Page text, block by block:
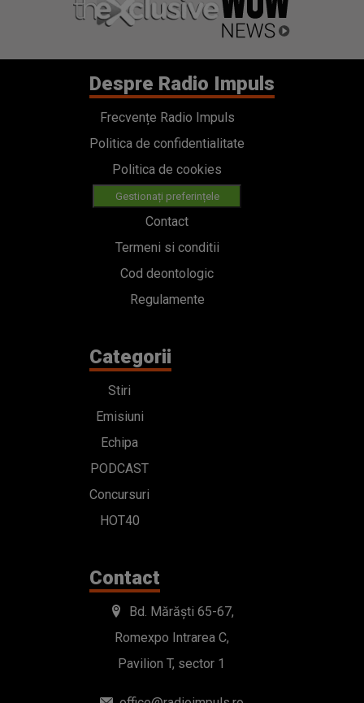
Despre Radio Impuls
Frecvențe Radio Impuls
Politica de confidentialitate
Politica de cookies
Gestionați preferințele
Contact
Termeni si conditii
Cod deontologic
Regulamente
Categorii
Stiri
Emisiuni
Echipa
PODCAST
Concursuri
HOT40
Contact
Bd. Mărăști 65-67,
Romexpo Intrarea C,
Pavilion T, sector 1